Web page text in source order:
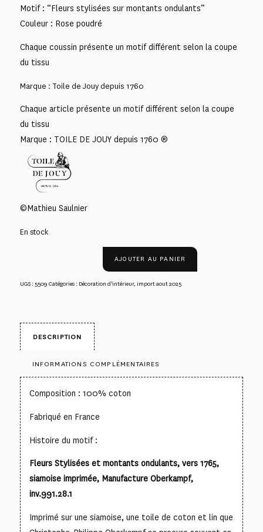
Motif : “Fleurs stylisées sur montants ondulants”
Couleur : Rose poudré
Chaque coussin présente un motif différent selon la coupe
du tissu
Marque : Toile de Jouy depuis 1760
Chaque article présente un motif différent selon la coupe
du tissu
Marque : TOILE DE JOUY depuis 1760 ®
©Mathieu Saulnier
En stock
AJOUTER AU PANIER
UGS : 5509 Catégories : Décoration d'intérieur, import aout 2025
DESCRIPTION
INFORMATIONS COMPLÉMENTAIRES
Composition : 100% coton
Fabriqué en France
Histoire du motif :
Fleurs Stylisées et montants ondulants, vers 1765,
siamoise imprimée, Manufacture Oberkampf,
inv.991.28.1
Imprimé sur une siamoise, une toile de coton et lin que